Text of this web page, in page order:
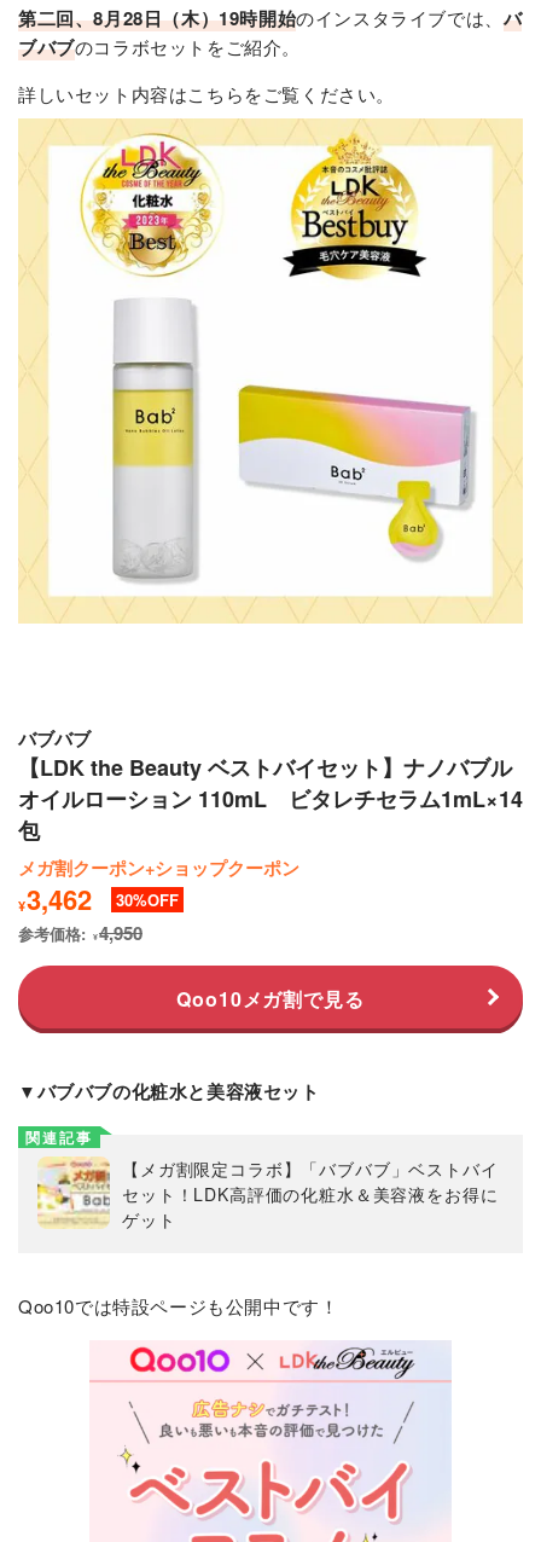
第二回、8月28日（木）19時開始のインスタライブでは、 バ
ブバブのコラボセットをご紹介。
詳しいセット内容はこちらをご覧ください。
バブバブ
【LDK the Beauty ベストバイセット】ナノバブル
オイルローション 110mL ビタレチセラム1mL×14
包
メガ割クーポン+ショップクーポン
¥3,462
30
参考価格:
¥4,950
Qoo10メガ割で見る
▼バブバブの化粧水と美容液セット
関連記事
【メガ割限定コラボ】「バブバブ」ベストバイ
セット！LDK高評価の化粧水＆美容液をお得に
ゲット
Qoo10では特設ページも公開中です！